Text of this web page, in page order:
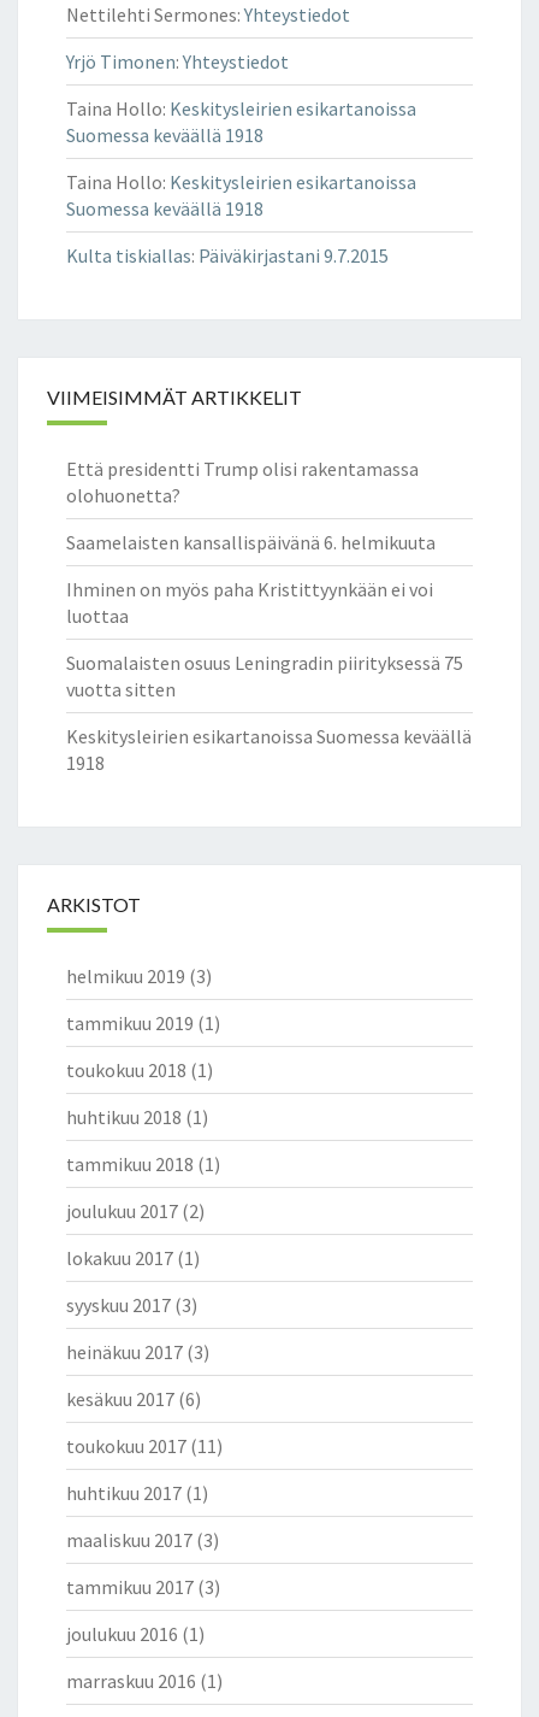
P
E
L
A
T
U
?
9
1
0
Nettilehti Sermones:Yhteystiedot
Yrjö Timonen:Yhteystiedot
Taina Hollo: Keskitysleirien esikartanoissa
Suomessa keväällä 1918
Taina Hollo: Keskitysleirien esikartanoissa
Suomessa keväällä 1918
Kulta tiskiallas: Päiväkirjastani 9.7.2015
VIIMEISIMMÄT ARTIKKELIT
Että presidentti Trump olisi rakentamassa
olohuonetta?
Saamelaisten kansallispäivänä 6. helmikuuta
Ihminen on myös paha Kristittyynkään ei voi
luottaa
Suomalaisten osuus Leningradin piirityksessä 75
vuotta sitten
Keskitysleirien esikartanoissa Suomessa keväällä
1918
ARKISTOT
helmikuu 2019 (3)
tammikuu 2019 (1)
toukokuu 2018 (1)
huhtikuu 2018 (1)
tammikuu 2018 (1)
joulukuu 2017 (2)
lokakuu 2017 (1)
syyskuu 2017 (3)
heinäkuu 2017 (3)
kesäkuu 2017 (6)
toukokuu 2017 (11)
huhtikuu 2017 (1)
maaliskuu 2017 (3)
tammikuu 2017 (3)
joulukuu 2016 (1)
marraskuu 2016 (1)